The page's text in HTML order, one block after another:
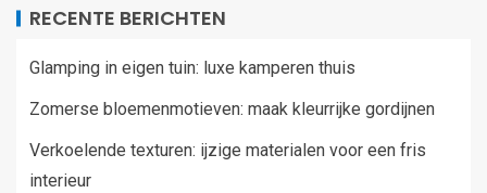
RECENTE BERICHTEN
Glamping in eigen tuin: luxe kamperen thuis
Zomerse bloemenmotieven: maak kleurrijke gordijnen
Verkoelende texturen: ijzige materialen voor een fris
interieur